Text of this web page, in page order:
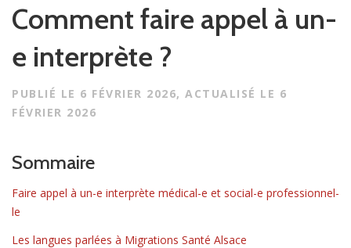
a
o
Comment faire appel à un-
e interprète ?
PUBLIÉ LE 6 FÉVRIER 2026, ACTUALISÉ LE 6
FÉVRIER 2026
Sommaire
Faire appel à un-e interprète médical-e et social-e professionnel-
le
Les langues parlées à Migrations Santé Alsace